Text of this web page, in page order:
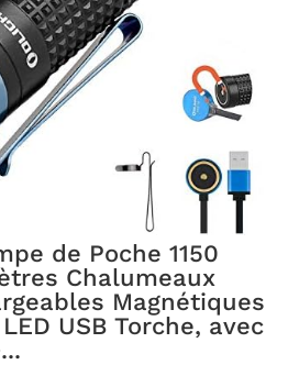
de Poche 1150
Chalumeaux
Magnétiques
USB Torche, avec